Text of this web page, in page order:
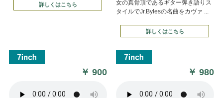
詳しくはこちら
￥900
女の真骨頂であるギター弾き語りス
タイルでJr.Bylesの名曲をカヴァ ...
詳しくはこちら
￥980